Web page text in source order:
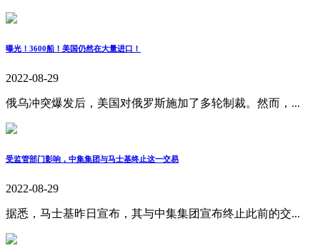
曝光！3600船！美国仍然在大量进口！
2022-08-29
俄乌冲突爆发后，美国对俄罗斯施加了多轮制裁。然而，...
受监管部门影响，中集集团与马士基终止这一交易
2022-08-29
据悉，马士基昨日宣布，其与中集集团宣布终止此前的交...